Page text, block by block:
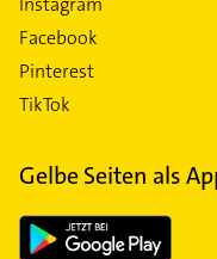
Facebook
Pinterest
TikTok
Gelbe Seiten als